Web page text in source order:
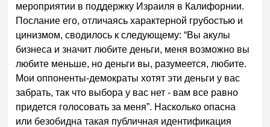
мероприятии в поддержку Израиля в Калифорнии.
Послание его, отличаясь характерной грубостью и
цинизмом, сводилось к следующему: “Вы акулы
бизнеса и значит любите деньги, меня возможно вы
любите меньше, но деньги вы, разумеется, любите.
Мои оппоненты-демократы хотят эти деньги у вас
забрать, так что выбора у вас нет - вам все равно
придется голосовать за меня”. Насколько опасна
или безобидна такая публичная идентификация